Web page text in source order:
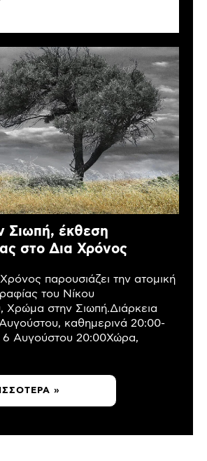
Σιωπή, έκθεση
στο Δια Χρόνος
παρουσιάζει την ατομική
του Νίκου
Χρώμα στην Σιωπή.Διάρκεια
καθημερινά 20:00-
6 Αυγούστου 20:00Χώρα,
»